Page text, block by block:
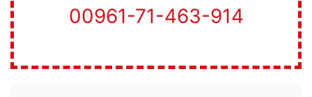
00961-71-463-914